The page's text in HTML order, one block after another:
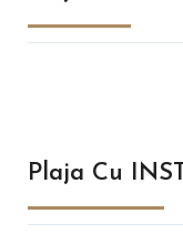
Plaja Cu